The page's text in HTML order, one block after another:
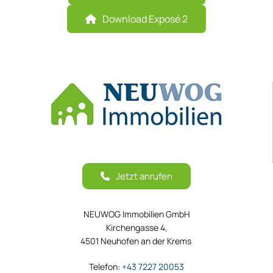
Download Exposé 2
Jetzt anrufen
NEUWOG Immobilien GmbH
Kirchengasse 4,
4501 Neuhofen an der Krems
Telefon: +43 7227 20053